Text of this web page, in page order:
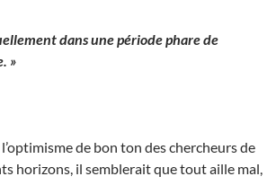
dans une période phare de
»
de bon ton des chercheurs de
horizons, il semblerait que tout aille mal,